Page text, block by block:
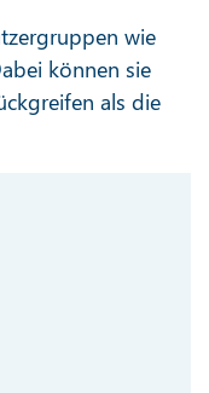
wie
können sie
als die